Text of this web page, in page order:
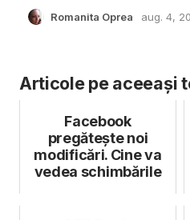
Romanita Oprea aug. 4,
Articole pe aceeași
Facebook
pregătește noi
modificări. Cine va
vedea schimbările